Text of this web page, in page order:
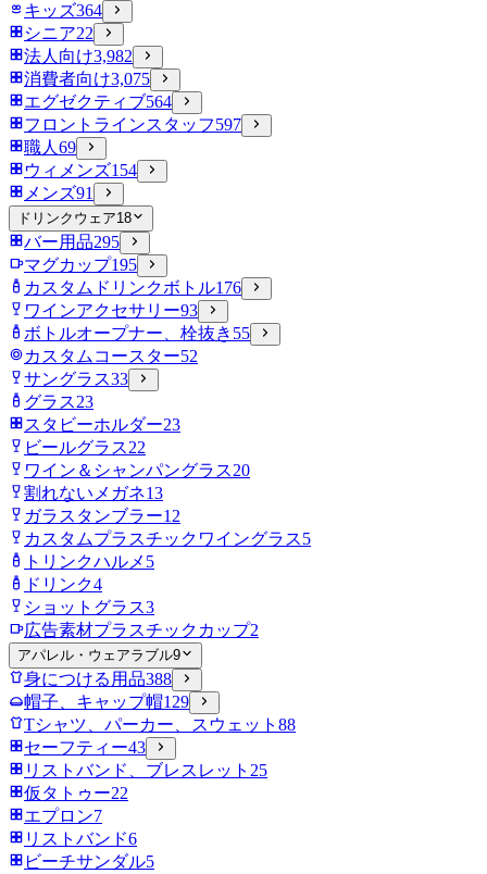
キッズ364
シニア22
法人向け3,982
消費者向け3,075
エグゼクティブ564
フロントラインスタッフ597
職人 69
ウィメンズ154
メンズ91
ドリンクウェア18
バー用品295
マグカップ195
カスタムドリンクボトル176
ワインアクセサリー93
ボトルオープナー、栓抜き 55
カスタムコースター52
サングラス33
グラス23
スタビーホルダー23
ビールグラス22
ワイン＆シャンパングラス20
割れないメガネ13
ガラスタンブラー12
カスタムプラスチックワイングラス5
トリンクハルメ 5
ドリンク4
ショットグラス3
広告素材プラスチックカップ2
アパレル・ウェアラブル9
身につける用品388
帽子、キャップ帽129
Tシャツ、パーカー、スウェット 88
セーフティー43
リストバンド、ブレスレット 25
仮タトゥー22
エプロン7
リストバンド6
ビーチサンダル5